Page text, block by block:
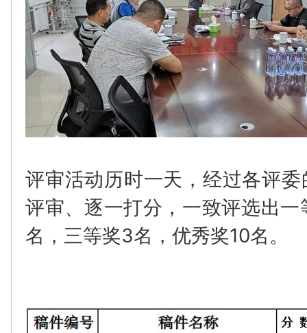
评审活动历时一天，经过各评
评审、逐一打分，一致评选出
名，三等奖3名，优秀奖10名。